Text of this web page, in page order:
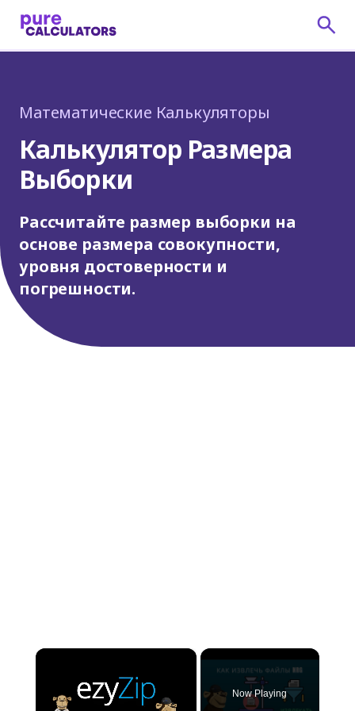
Математические Калькуляторы
Калькулятор Размера
Выборки
Рассчитайте размер выборки на
основе размера совокупности,
уровня достоверности и
погрешности.
×
Now Playing